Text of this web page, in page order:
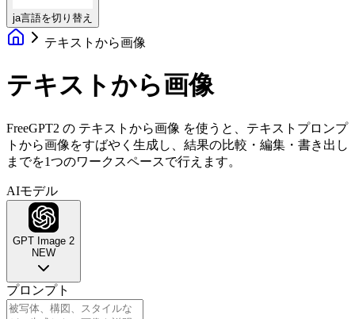
ja言語を切り替え
テキストから画像
テキストから画像
FreeGPT2 の テキストから画像 を使うと、テキストプロンプ
トから画像をすばやく生成し、結果の比較・編集・書き出し
までを1つのワークスペースで行えます。
AIモデル
GPT Image 2
NEW
プロンプト